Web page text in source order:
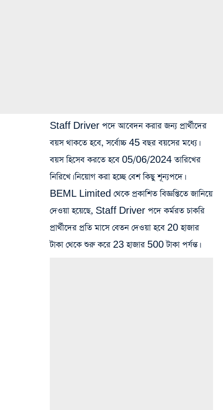
Staff Driver পদে আবেদন করার জন্য প্রার্থীদের
বয়স থাকতে হবে, সর্বোচ্চ 45 বছর বয়সের মধ্যে।
বয়স হিসেব করতে হবে 05/06/2024 তারিখের
নিরিখে। নিয়োগ করা হচ্ছে বেশ কিছু শূন্যপদে।
BEML Limited থেকে প্রকাশিত বিজ্ঞপ্তিতে জানিয়ে
দেওয়া হয়েছে, Staff Driver পদে কর্মরত চাকরি
প্রার্থীদের প্রতি মাসে বেতন দেওয়া হবে 20 হাজার
টাকা থেকে শুরু করে 23 হাজার 500 টাকা পর্যন্ত।